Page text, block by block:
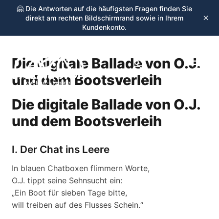
🤗 Die Antworten auf die häufigsten Fragen finden Sie
direkt am rechten Bildschirmrand sowie in Ihrem
Kundenkonto.
×
cycling-stop.de
☰
Die digitale Ballade von O.J.
und dem Bootsverleih
Die digitale Ballade von O.J.
und dem Bootsverleih
I. Der Chat ins Leere
In blauen Chatboxen flimmern Worte,
O.J. tippt seine Sehnsucht ein:
„Ein Boot für sieben Tage bitte,
will treiben auf des Flusses Schein.“